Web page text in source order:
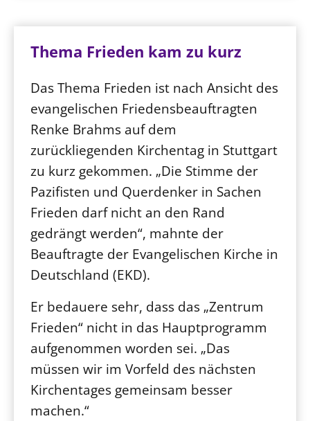
Thema Frieden kam zu kurz
Das Thema Frieden ist nach Ansicht des
evangelischen Friedensbeauftragten
Renke Brahms auf dem
zurückliegenden Kirchentag in Stuttgart
zu kurz gekommen. „Die Stimme der
Pazifisten und Querdenker in Sachen
Frieden darf nicht an den Rand
gedrängt werden“, mahnte der
Beauftragte der Evangelischen Kirche in
Deutschland (EKD).
Er bedauere sehr, dass das „Zentrum
Frieden“ nicht in das Hauptprogramm
aufgenommen worden sei. „Das
müssen wir im Vorfeld des nächsten
Kirchentages gemeinsam besser
machen.“